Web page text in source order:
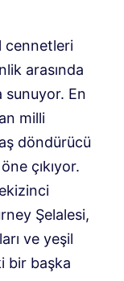
cennetleri
arasında
sunuyor. En
milli
döndürücü
çıkıyor.
Şelalesi,
ve yeşil
bir başka